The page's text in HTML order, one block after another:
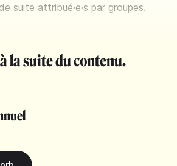
suite attribué·e·s par groupes.
la suite du contenu.